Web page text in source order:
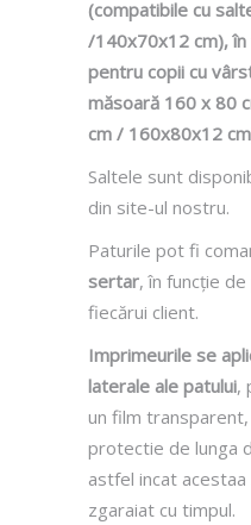
(compatibile cu
/140x70x12 cm),
pentru copii cu
măsoară 160 x 80
cm / 160x80x12
Saltele sunt
din site-ul nostru.
Paturile pot fi
sertar, în funcție
fiecărui client.
Imprimeurile se
laterale ale patului,
un film
protectie de lunga
astfel incat
zgaraiat cu timpul.